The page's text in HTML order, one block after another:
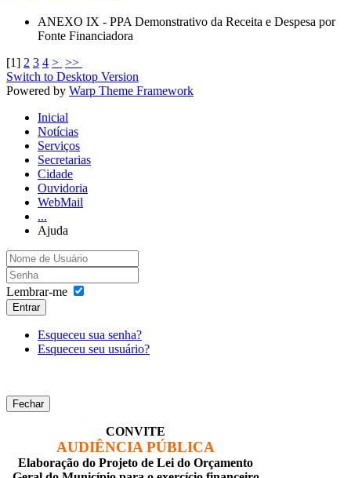
ANEXO IX - PPA Demonstrativo da Receita e Despesa por
Fonte Financiadora
[1] 2 3 4 > >>
Switch to Desktop Version
Powered by Warp Theme Framework
Inicial
Notícias
Serviços
Secretarias
Cidade
Ouvidoria
WebMail
...
Ajuda
Lembrar-me
Entrar
Esqueceu sua senha?
Esqueceu seu usuário?
Fechar
CONVITE
AUDIÊNCIA PÚBLICA
Elaboração do Projeto de Lei do Orçamento